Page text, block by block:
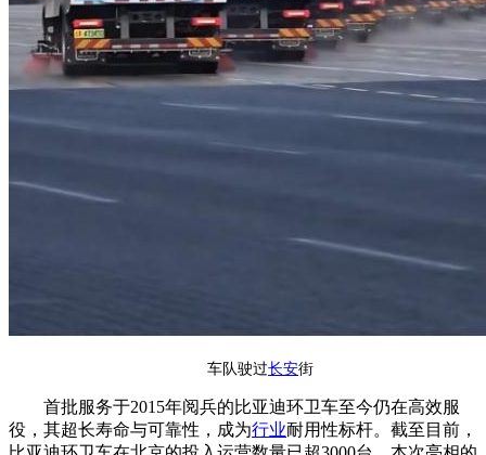
车队驶过长安街
首批服务于2015年阅兵的比亚迪环卫车至今仍在高效服
役，其超长寿命与可靠性，成为行业耐用性标杆。截至目前，